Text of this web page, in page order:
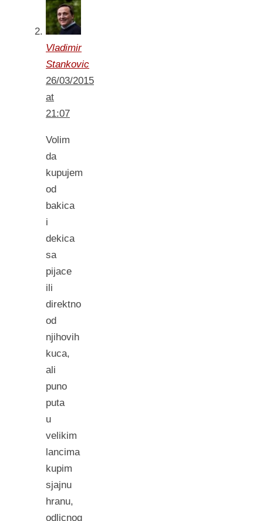
Vladimir
Stankovic
26/03/2015
at
21:07
Volim
da
kupujem
od
bakica
i
dekica
sa
pijace
ili
direktno
od
njihovih
kuca,
ali
puno
puta
u
velikim
lancima
kupim
sjajnu
hranu,
odlicnog